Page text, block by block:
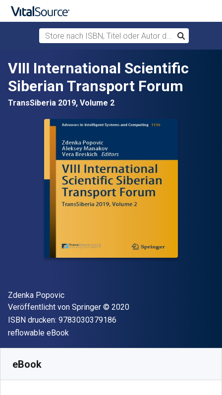
Zum Hauptinhalt springen
Store nach ISBN, Titel oder Autor durchsuchen
Suchen
VIII International Scientific
Siberian Transport Forum
TransSiberia 2019, Volume 2
Autor(en)
Zdenka Popovic
Verleger
Veröffentlicht von Springer Copyright
© 2020
ISBN drucken: 9783030379186
Format
reflowable eBook
eBook